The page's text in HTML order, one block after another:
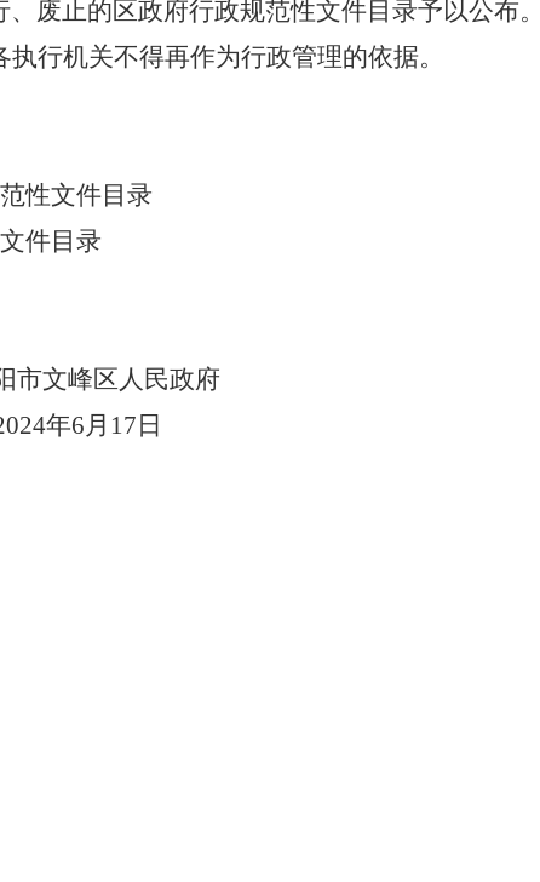
、废止的区政府行政规范性文件目录予以公布
行机关不得再作为行政管理的依据。
性文件目录
件目录
市文峰区人民政府
年6月17日